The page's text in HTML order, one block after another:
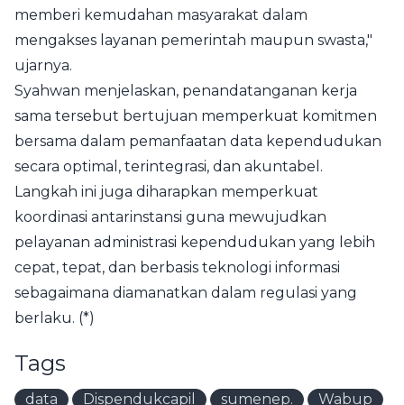
memberi kemudahan masyarakat dalam
mengakses layanan pemerintah maupun swasta,"
ujarnya.
Syahwan menjelaskan, penandatanganan kerja
sama tersebut bertujuan memperkuat komitmen
bersama dalam pemanfaatan data kependudukan
secara optimal, terintegrasi, dan akuntabel.
Langkah ini juga diharapkan memperkuat
koordinasi antarinstansi guna mewujudkan
pelayanan administrasi kependudukan yang lebih
cepat, tepat, dan berbasis teknologi informasi
sebagaimana diamanatkan dalam regulasi yang
berlaku. (*)
Tags
data Dispendukcapil sumenep. Wabup